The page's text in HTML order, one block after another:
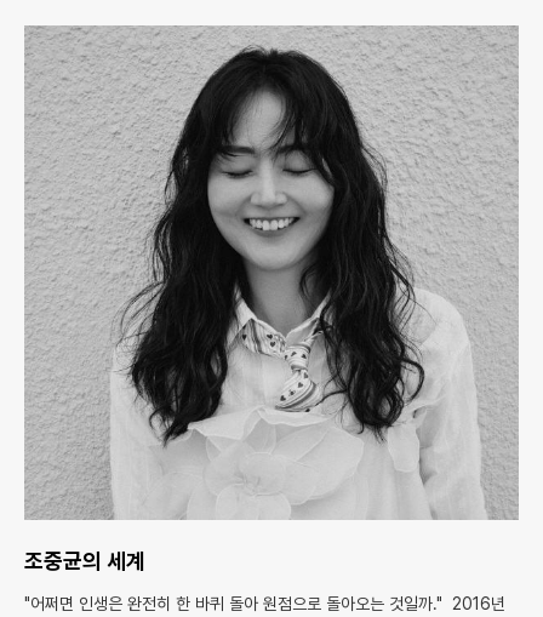
조중균의 세계
"어쩌면 인생은 완전히 한 바퀴 돌아 원점으로 돌아오는 것일까." 2016년